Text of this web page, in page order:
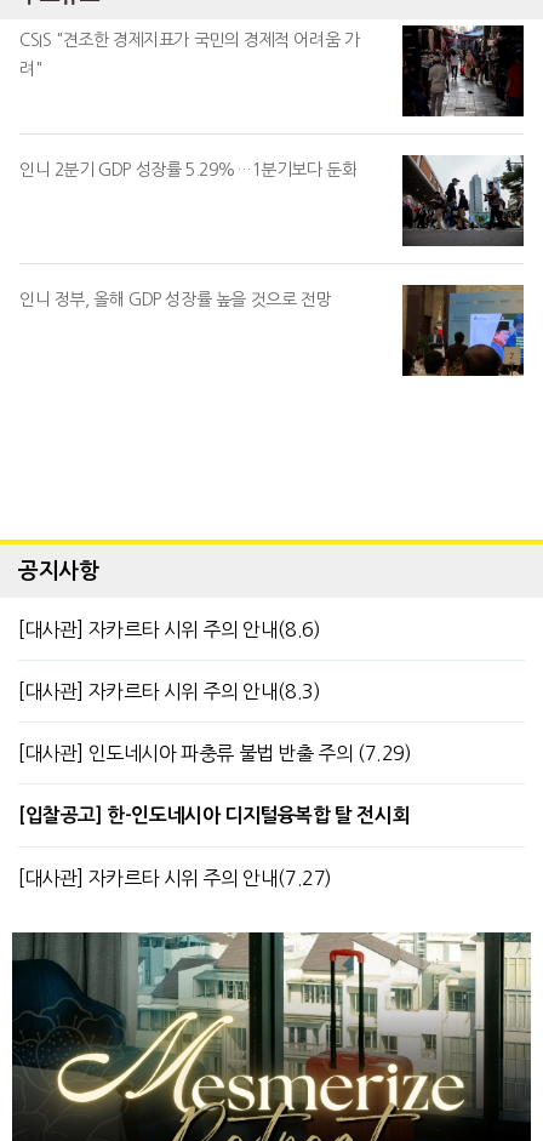
CSIS "견조한 경제지표가 국민의 경제적 어려움 가
려"
인니 2분기 GDP 성장률 5.29%…1분기보다 둔화
인니 정부, 올해 GDP 성장률 높을 것으로 전망
공지사항
[대사관] 자카르타 시위 주의 안내(8.6)
[대사관] 자카르타 시위 주의 안내(8.3)
[대사관] 인도네시아 파충류 불법 반출 주의 (7.29)
[입찰공고] 한-인도네시아 디지털융복합 탈 전시회
[대사관] 자카르타 시위 주의 안내(7.27)